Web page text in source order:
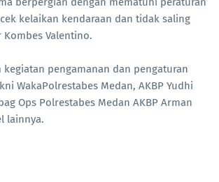
kelaikan kendaraan dan tidak saling
Valentino.
pengamanan dan pengaturan
WakaPolrestabes Medan, AKBP Yudhi
Ops Polrestabes Medan AKBP Arman
lainnya.